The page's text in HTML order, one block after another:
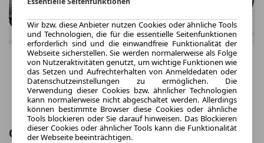
Cadillac LYRIQ Sport 600e AWD -
Wir bzw. diese Anbieter nutzen Cookies oder ähnliche Tools
und Technologien, die für die essentielle Seitenfunktionen
erforderlich sind und die einwandfreie Funktionalität der
Webseite sicherstellen. Sie werden normalerweise als Folge
von Nutzeraktivitäten genutzt, um wichtige Funktionen wie
das Setzen und Aufrechterhalten von Anmeldedaten oder
Datenschutzeinstellungen zu ermöglichen. Die
Verwendung dieser Cookies bzw. ähnlicher Technologien
kann normalerweise nicht abgeschaltet werden. Allerdings
können bestimmte Browser diese Cookies oder ähnliche
Tools blockieren oder Sie darauf hinweisen. Das Blockieren
dieser Cookies oder ähnlicher Tools kann die Funktionalität
der Webseite beeinträchtigen.